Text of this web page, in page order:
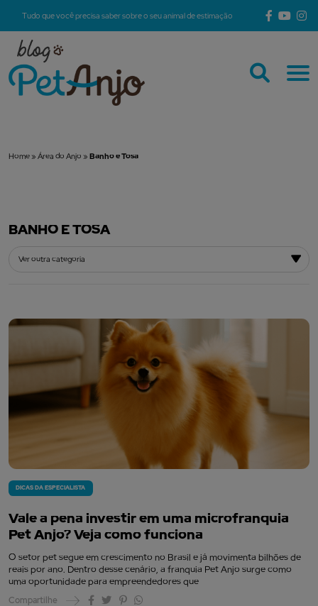
Tudo que você precisa saber sobre o seu animal de estimação
Home » Área do Anjo » Banho e Tosa
BANHO E TOSA
DICAS DA ESPECIALISTA
Vale a pena investir em uma microfranquia
Pet Anjo? Veja como funciona
O setor pet segue em crescimento no Brasil e já movimenta bilhões de
reais por ano. Dentro desse cenário, a franquia Pet Anjo surge como
uma oportunidade para empreendedores que
Compartilhe